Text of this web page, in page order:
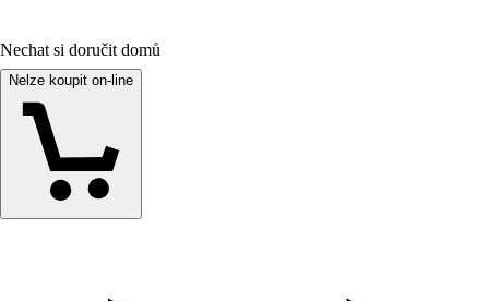
Nechat si doručit domů
Nelze koupit on-line